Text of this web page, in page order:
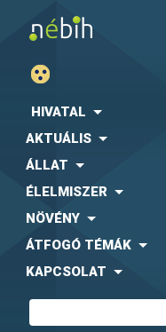
HIVATAL
AKTUÁLIS
ÁLLAT
ÉLELMISZER
NÖVÉNY
ÁTFOGÓ TÉMÁK
KAPCSOLAT